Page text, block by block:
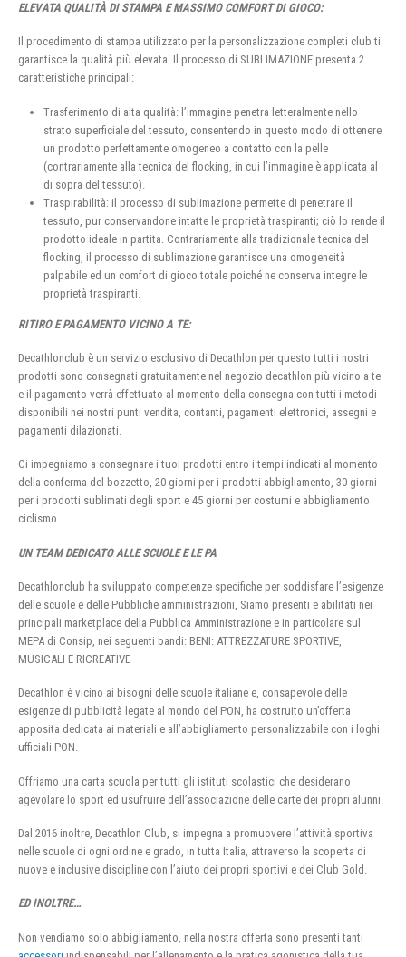
ELEVATA QUALITÀ DI STAMPA E MASSIMO COMFORT DI GIOCO:
Il procedimento di stampa utilizzato per la personalizzazione completi club ti
garantisce la qualità più elevata. Il processo di SUBLIMAZIONE presenta 2
caratteristiche principali:
Trasferimento di alta qualità: l’immagine penetra letteralmente nello
strato superficiale del tessuto, consentendo in questo modo di ottenere
un prodotto perfettamente omogeneo a contatto con la pelle
(contrariamente alla tecnica del flocking, in cui l’immagine è applicata al
di sopra del tessuto).
Traspirabilità: il processo di sublimazione permette di penetrare il
tessuto, pur conservandone intatte le proprietà traspiranti; ciò lo rende il
prodotto ideale in partita. Contrariamente alla tradizionale tecnica del
flocking, il processo di sublimazione garantisce una omogeneità
palpabile ed un comfort di gioco totale poiché ne conserva integre le
proprietà traspiranti.
RITIRO E PAGAMENTO VICINO A TE:
Decathlonclub è un servizio esclusivo di Decathlon per questo tutti i nostri
prodotti sono consegnati gratuitamente nel negozio decathlon più vicino a te
e il pagamento verrà effettuato al momento della consegna con tutti i metodi
disponibili nei nostri punti vendita, contanti, pagamenti elettronici, assegni e
pagamenti dilazionati.
Ci impegniamo a consegnare i tuoi prodotti entro i tempi indicati al momento
della conferma del bozzetto, 20 giorni per i prodotti abbigliamento, 30 giorni
per i prodotti sublimati degli sport e 45 giorni per costumi e abbigliamento
ciclismo.
UN TEAM DEDICATO ALLE SCUOLE E LE PA
Decathlonclub ha sviluppato competenze specifiche per soddisfare l’esigenze
delle scuole e delle Pubbliche amministrazioni, Siamo presenti e abilitati nei
principali marketplace della Pubblica Amministrazione e in particolare sul
MEPA di Consip, nei seguenti bandi: BENI: ATTREZZATURE SPORTIVE,
MUSICALI E RICREATIVE
Decathlon è vicino ai bisogni delle scuole italiane e, consapevole delle
esigenze di pubblicità legate al mondo del PON, ha costruito un’offerta
apposita dedicata ai materiali e all’abbigliamento personalizzabile con i loghi
ufficiali PON.
Offriamo una carta scuola per tutti gli istituti scolastici che desiderano
agevolare lo sport ed usufruire dell’associazione delle carte dei propri alunni.
Dal 2016 inoltre, Decathlon Club, si impegna a promuovere l’attività sportiva
nelle scuole di ogni ordine e grado, in tutta Italia, attraverso la scoperta di
nuove e inclusive discipline con l’aiuto dei propri sportivi e dei Club Gold.
ED INOLTRE…
Non vendiamo solo abbigliamento, nella nostra offerta sono presenti tanti